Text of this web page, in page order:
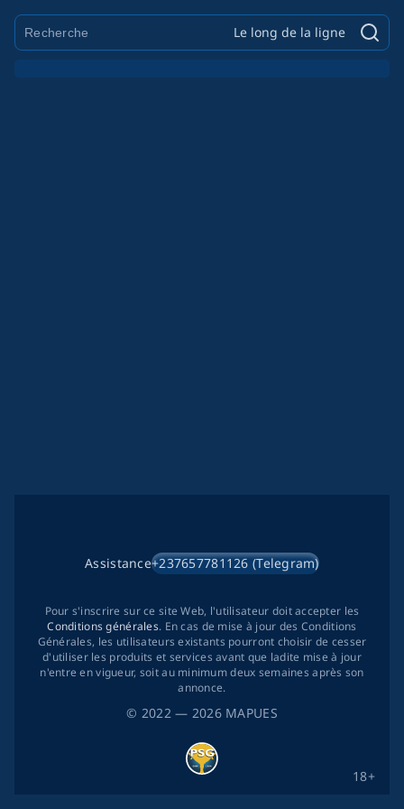
Le long de la ligne
© 2022— 2026 MAPUES
Assistance+237657781126 (Telegram)
18+
Pour s'inscrire sur ce site Web, l'utilisateur doit accepter les
Conditions générales. En cas de mise à jour des Conditions
Générales, les utilisateurs existants pourront choisir de cesser
d'utiliser les produits et services avant que ladite mise à jour
n'entre en vigueur, soit au minimum deux semaines après son
annonce.